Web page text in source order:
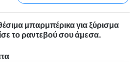
μπαρμπέρικα για ξύρισμα
το ραντεβού σου άμεσα.